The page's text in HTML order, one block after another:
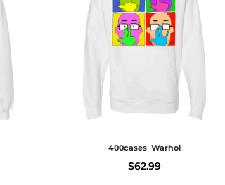
400cases_Warhol
$62.99